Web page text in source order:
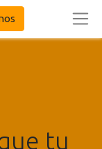
tu